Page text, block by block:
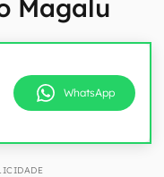
Magalu
WhatsApp